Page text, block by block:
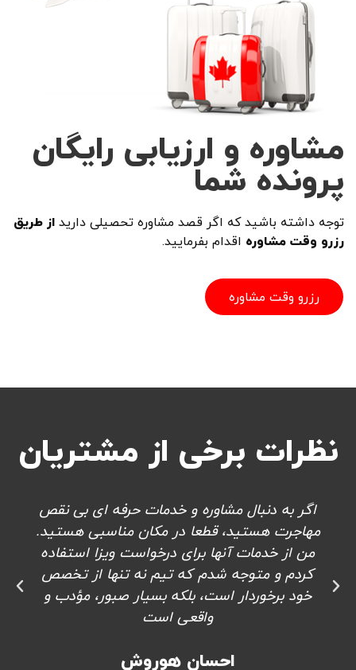
مشاوره و ارزیابی رایگان
پرونده شما
توجه داشته باشید که اگر قصد مشاوره تحصیلی داریداز طریق
رزرو وقت مشاوره اقدام بفرمایید.
رزرو وقت مشاوره
نظرات برخی از مشتریان
اگر به دنبال مشاوره و خدمات حرفه ای بی نقص
مهاجرت هستید، قطعا در مکان مناسبی هستید.
من از خدمات آنها برای درخواست ویزا استفاده
کردم و متوجه شدم که تیم نه تنها از تخصص
خود برخوردار است، بلکه بسیار صبور، مؤدب و
واقعی است
احسان هوروش